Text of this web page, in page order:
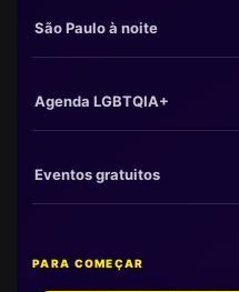
São Paulo à noite
Agenda LGBTQIA+
Eventos gratuitos
PARA COMEÇAR